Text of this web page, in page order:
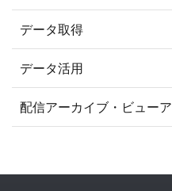
データ取得
データ活用
配信アーカイブ・ビューア